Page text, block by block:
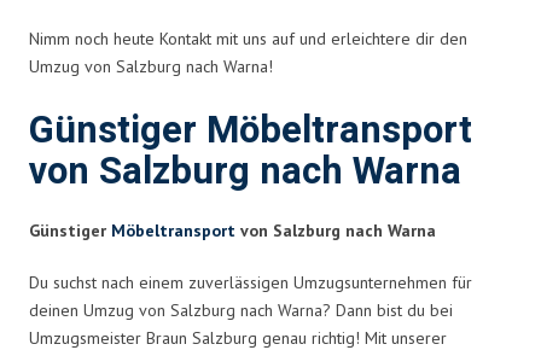
Nimm noch heute Kontakt mit uns auf und erleichtere dir den
Umzug von Salzburg nach Warna!
Günstiger Möbeltransport
von Salzburg nach Warna
Günstiger Möbeltransport von Salzburg nach Warna
Du suchst nach einem zuverlässigen Umzugsunternehmen für
deinen Umzug von Salzburg nach Warna? Dann bist du bei
Umzugsmeister Braun Salzburg genau richtig! Mit unserer